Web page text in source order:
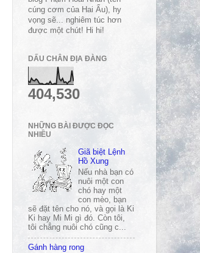
cúng cơm của Hai Ẩu), hy
vọng sẽ... nghiêm túc hơn
được một chút! Hi hi!
DẤU CHÂN ĐỊA ĐÀNG
404,530
NHỮNG BÀI ĐƯỢC ĐỌC
NHIỀU
Giã biệt Lệnh
Hồ Xung
Nếu nhà bạn có
nuôi một con
chó hay một
con mèo, bạn
sẽ đặt tên cho nó, và gọi là Ki
Ki hay Mi Mi gì đó. Còn tôi,
tôi chẳng nuôi chó cũng c...
Gánh hàng rong